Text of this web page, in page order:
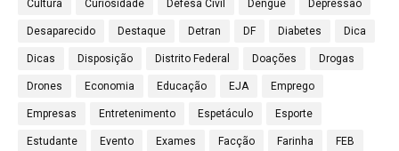
Cultura Curiosidade Defesa Civil Dengue Depressão
Desaparecido Destaque Detran DF Diabetes Dica
Dicas Disposição Distrito Federal Doações Drogas
Drones Economia Educação EJA Emprego
Empresas Entretenimento Espetáculo Esporte
Estudante Evento Exames Facção Farinha FEB